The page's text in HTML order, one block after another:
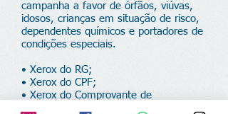
campanha a favor de órfãos, viúvas,
idosos, crianças em situação de risco,
dependentes químicos e portadores de
condições especiais.
• Xerox do RG;
• Xerox do CPF;
• Xerox do Comprovante de